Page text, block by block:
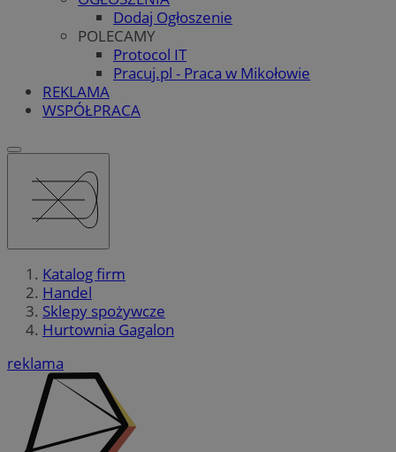
Dodaj Ogłoszenie
POLECAMY
Protocol IT
Pracuj.pl - Praca w Mikołowie
REKLAMA
WSPÓŁPRACA
Katalog firm
Handel
Sklepy spożywcze
Hurtownia Gagalon
reklama